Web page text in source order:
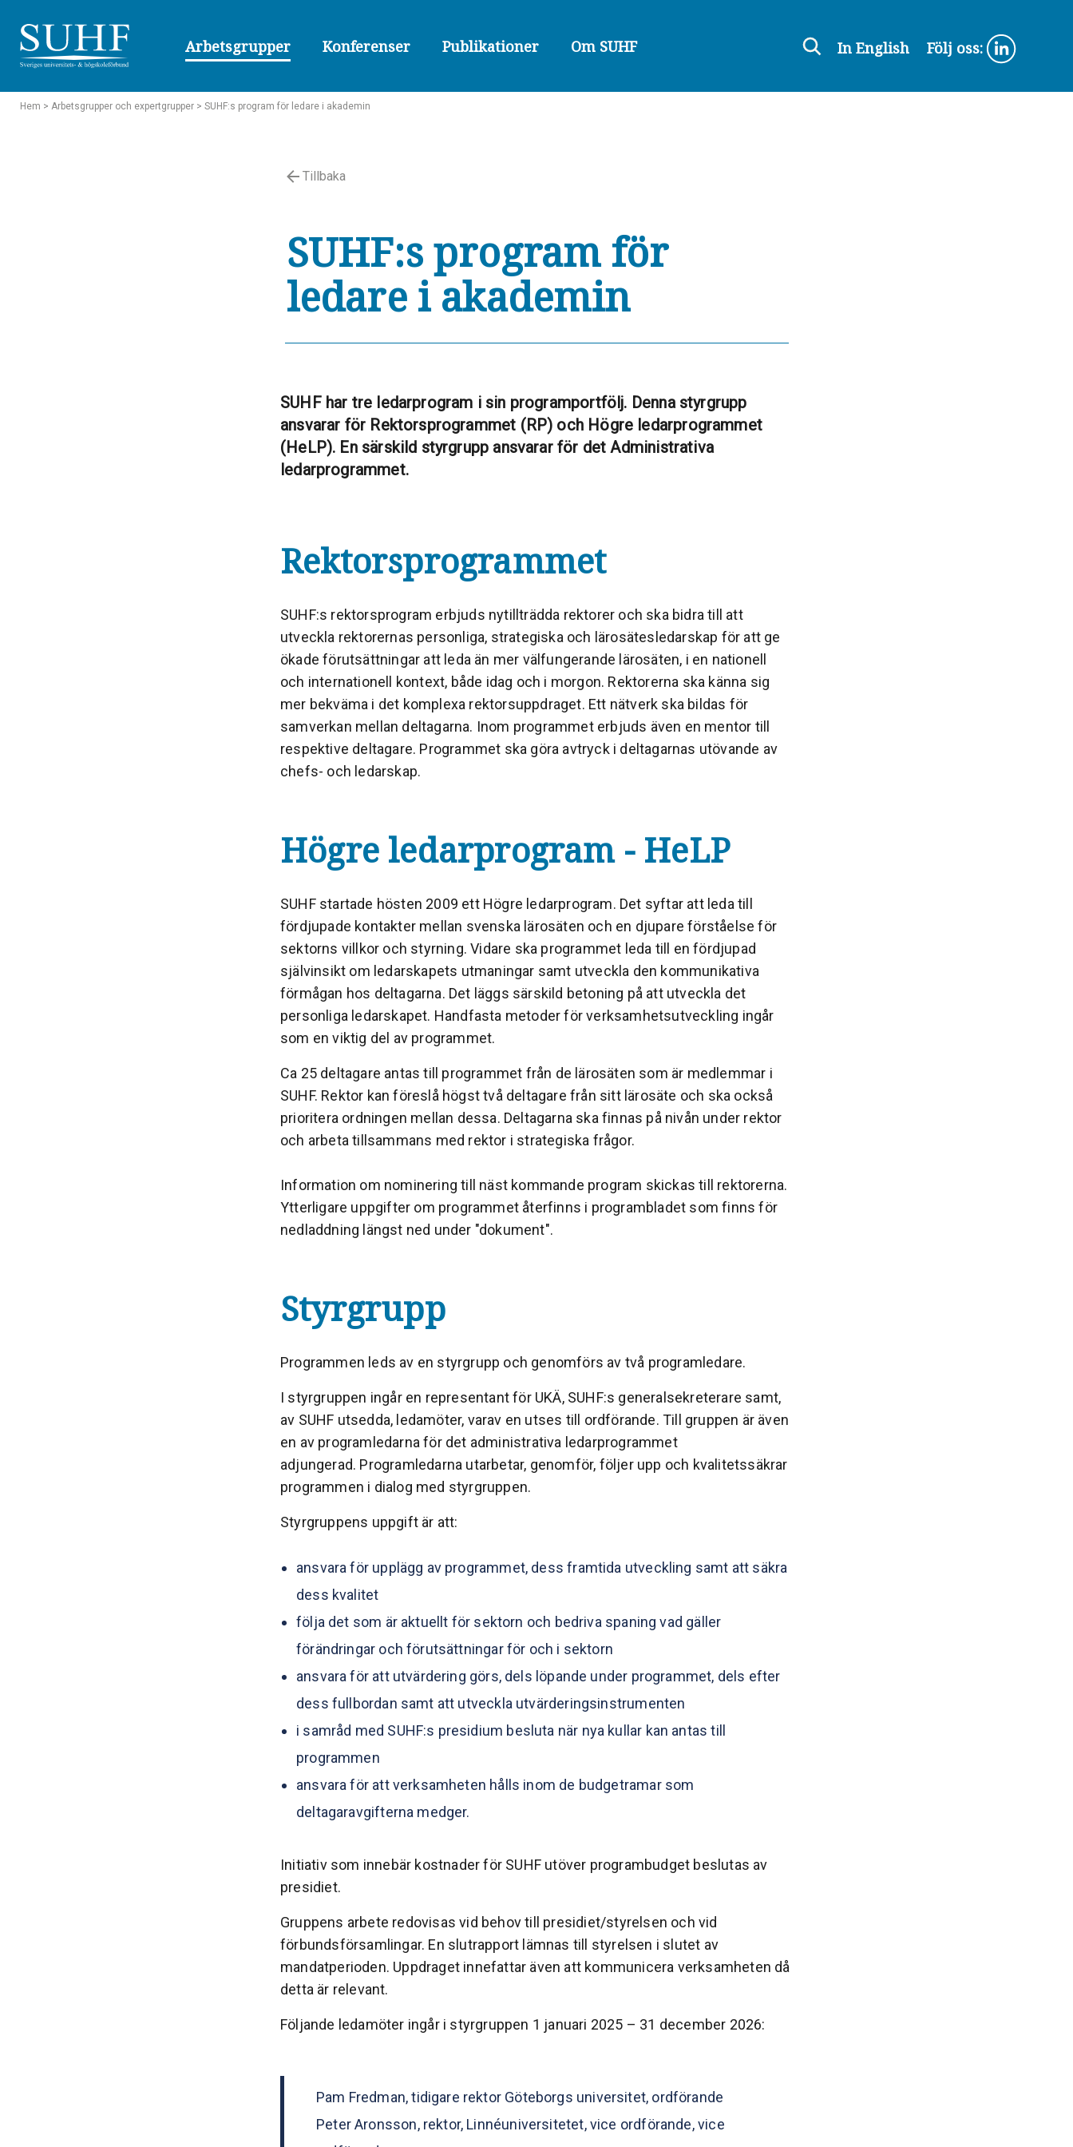
Arbetsgrupper Konferenser Publikationer Om SUHF In English Följ oss:
Hem > Arbetsgrupper och expertgrupper > SUHF:s program för ledare i akademin
Tillbaka
SUHF:s program för
ledare i akademin
SUHF har tre ledarprogram i sin programportfölj. Denna styrgrupp
ansvarar för Rektorsprogrammet (RP) och Högre ledarprogrammet
(HeLP). En särskild styrgrupp ansvarar för det Administrativa
ledarprogrammet.
Rektorsprogrammet
SUHF:s rektorsprogram erbjuds nytillträdda rektorer och ska bidra till att
utveckla rektorernas personliga, strategiska och lärosätesledarskap för att ge
ökade förutsättningar att leda än mer välfungerande lärosäten, i en nationell
och internationell kontext, både idag och i morgon. Rektorerna ska känna sig
mer bekväma i det komplexa rektorsuppdraget. Ett nätverk ska bildas för
samverkan mellan deltagarna. Inom programmet erbjuds även en mentor till
respektive deltagare. Programmet ska göra avtryck i deltagarnas utövande av
chefs- och ledarskap.
Högre ledarprogram - HeLP
SUHF startade hösten 2009 ett Högre ledarprogram. Det syftar att leda till
fördjupade kontakter mellan svenska lärosäten och en djupare förståelse för
sektorns villkor och styrning. Vidare ska programmet leda till en fördjupad
självinsikt om ledarskapets utmaningar samt utveckla den kommunikativa
förmågan hos deltagarna. Det läggs särskild betoning på att utveckla det
personliga ledarskapet. Handfasta metoder för verksamhetsutveckling ingår
som en viktig del av programmet.
Ca 25 deltagare antas till programmet från de lärosäten som är medlemmar i
SUHF. Rektor kan föreslå högst två deltagare från sitt lärosäte och ska också
prioritera ordningen mellan dessa. Deltagarna ska finnas på nivån under rektor
och arbeta tillsammans med rektor i strategiska frågor.
Information om nominering till näst kommande program skickas till rektorerna.
Ytterligare uppgifter om programmet återfinns i programbladet som finns för
nedladdning längst ned under "dokument".
Styrgrupp
Programmen leds av en styrgrupp och genomförs av två programledare.
I styrgruppen ingår en representant för UKÄ, SUHF:s generalsekreterare samt,
av SUHF utsedda, ledamöter, varav en utses till ordförande. Till gruppen är även
en av programledarna för det administrativa ledarprogrammet
adjungerad. Programledarna utarbetar, genomför, följer upp och kvalitetssäkrar
programmen i dialog med styrgruppen.
Styrgruppens uppgift är att:
ansvara för upplägg av programmet, dess framtida utveckling samt att säkra
dess kvalitet
följa det som är aktuellt för sektorn och bedriva spaning vad gäller
förändringar och förutsättningar för och i sektorn
ansvara för att utvärdering görs, dels löpande under programmet, dels efter
dess fullbordan samt att utveckla utvärderingsinstrumenten
i samråd med SUHF:s presidium besluta när nya kullar kan antas till
programmen
ansvara för att verksamheten hålls inom de budgetramar som
deltagaravgifterna medger.
Initiativ som innebär kostnader för SUHF utöver programbudget beslutas av
presidiet.
Gruppens arbete redovisas vid behov till presidiet/styrelsen och vid
förbundsförsamlingar. En slutrapport lämnas till styrelsen i slutet av
mandatperioden. Uppdraget innefattar även att kommunicera verksamheten då
detta är relevant.
Följande ledamöter ingår i styrgruppen 1 januari 2025 – 31 december 2026:
Pam Fredman, tidigare rektor Göteborgs universitet, ordförande
Peter Aronsson, rektor, Linnéuniversitetet, vice ordförande, vice